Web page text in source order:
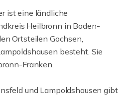
ist eine ländliche
Heilbronn in Baden-
Ortsteilen Gochsen,
besteht. Sie
Franken.
und Lampoldshausen gibt